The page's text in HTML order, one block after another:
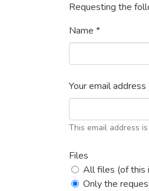
Requesting the
Name *
Your email address
This email address
Files
All files (of this
Only the